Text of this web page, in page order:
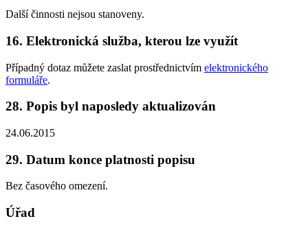
Další činnosti nejsou stanoveny.
16. Elektronická služba, kterou lze využít
Případný dotaz můžete zaslat prostřednictvím elektronického
formuláře.
28. Popis byl naposledy aktualizován
24.06.2015
29. Datum konce platnosti popisu
Bez časového omezení.
Úřad